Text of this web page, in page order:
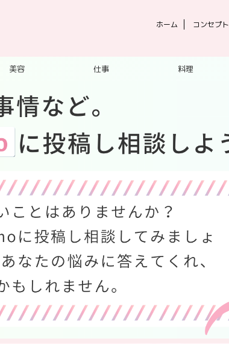
ホーム コンセプト
美容 仕事 料理